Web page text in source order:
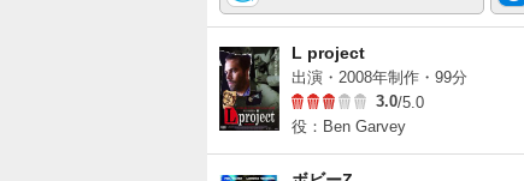
L project
出演・2008年制作・99分
3.0/5.0
役：Ben Garvey